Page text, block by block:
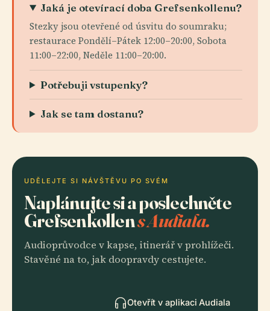
Jaká je otevírací doba Grefsenkollenu?
Stezky jsou otevřené od úsvitu do soumraku;
restaurace Pondělí–Pátek 12:00–20:00, Sobota
11:00–22:00, Neděle 11:00–20:00.
Potřebuji vstupenky?
Jak se tam dostanu?
UDĚLEJTE SI NÁVŠTĚVU PO SVÉM
Naplánujte si a poslechněte
Grefsenkollens Audiala.
Audioprůvodce v kapse, itinerář v prohlížeči.
Stavěné na to, jak doopravdy cestujete.
Otevřít v aplikaci Audiala